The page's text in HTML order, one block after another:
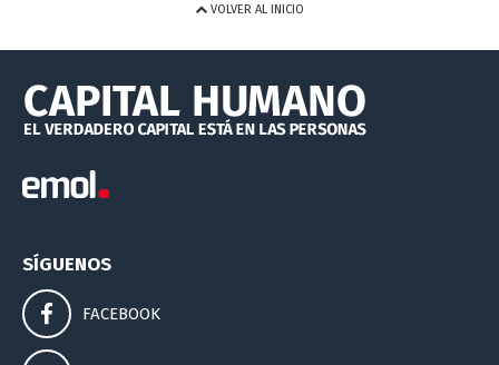
VOLVER AL INICIO
SÍGUENOS
FACEBOOK